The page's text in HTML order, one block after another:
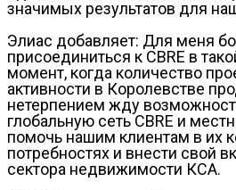
значимых результатов для
Элиас добавляет: Для меня
присоединиться к CBRE в
момент, когда количество
активности в Королевстве
нетерпением жду
глобальную сеть CBRE и
помочь нашим клиентам в их
потребностях и внести свой
сектора недвижимости КСА.